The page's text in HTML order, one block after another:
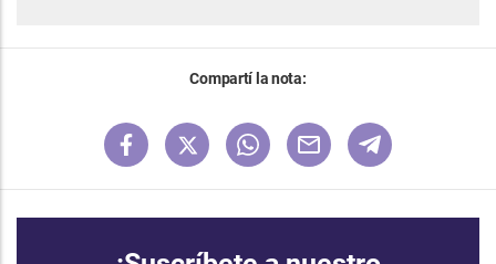
Compartí la nota: